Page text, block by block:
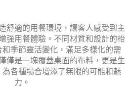
舒適的用餐環境，讓客人感受到主
強用餐體驗。不同材質和設計的枱
季節靈活變化，滿足多樣化的需
僅是一塊覆蓋桌面的布料，更是生
各種場合增添了無限的可能和魅
力。